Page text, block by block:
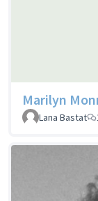
Marilyn
Lana Bastat